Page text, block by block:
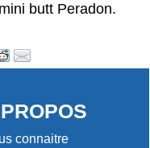
butt Peradon.
connaitre